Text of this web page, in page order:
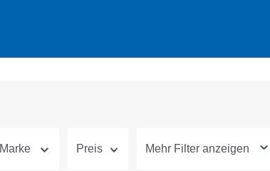
Marke Preis Mehr Filter anzeigen